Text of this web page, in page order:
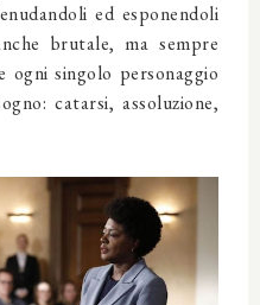
ed esponendoli
brutale, ma sempre
ogni singolo personaggio
catarsi, assoluzione,